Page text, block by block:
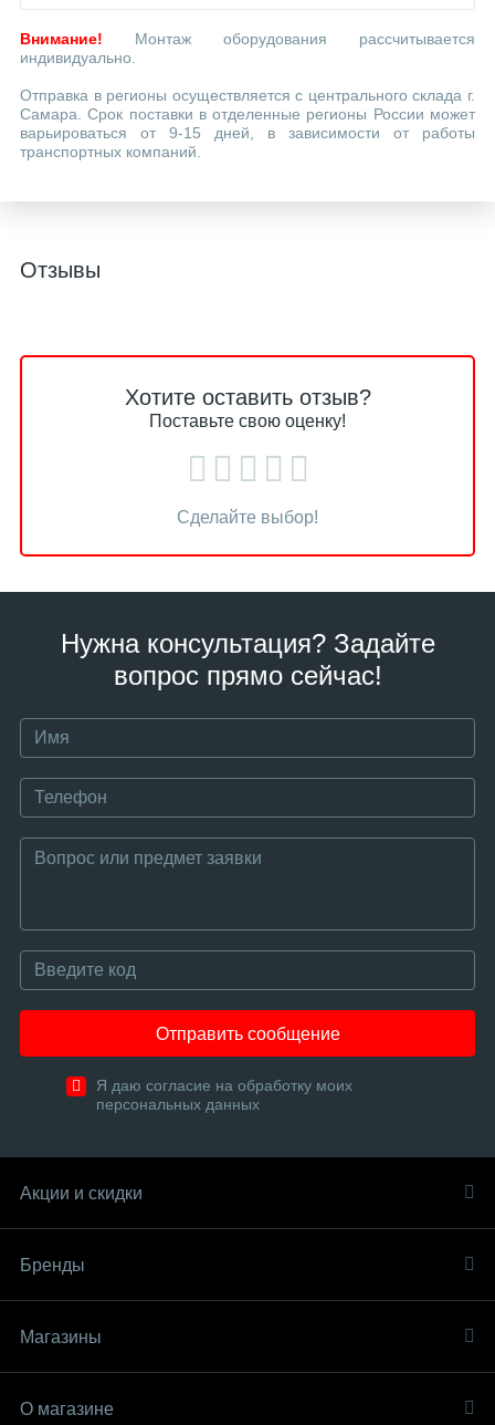
Внимание! Монтаж оборудования рассчитывается
индивидуально.
Отправка в регионы осуществляется с центрального склада г.
Самара. Срок поставки в отделенные регионы России может
варьироваться от 9-15 дней, в зависимости от работы
транспортных компаний.
Отзывы
Хотите оставить отзыв?
Поставьте свою оценку!
Сделайте выбор!
Нужна консультация? Задайте
вопрос прямо сейчас!
Отправить сообщение
Я даю согласие на обработку моих
персональных данных
Акции и скидки
Бренды
Магазины
О магазине